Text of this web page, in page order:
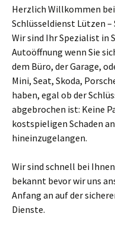
Herzlich Willkommen
Schlüsseldienst Lützen –
Wir sind Ihr Spezialist in
Autoöffnung wenn Sie
dem Büro, der Garage,
Mini, Seat, Skoda,
haben, egal ob der
abgebrochen ist: Keine
kostspieligen Schaden
hineinzugelangen.
Wir sind schnell bei
bekannt bevor wir uns
Anfang an auf der
Dienste.